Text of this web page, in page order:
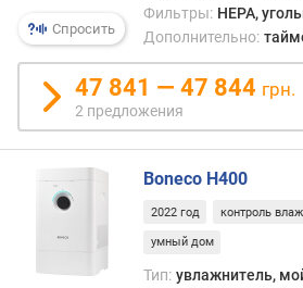
л
о
щ
а
д
ь
п
м
е
Спросить
Фильтры: HEPA,
Дополнительно:
47 841 — 47 844 грн.
2 предложения
Boneco H400
2022 год контроль
умный дом
Тип: увлажнитель,